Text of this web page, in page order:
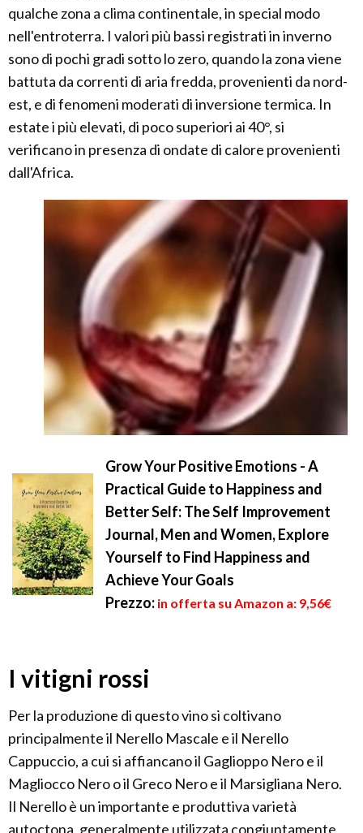
qualche zona a clima continentale, in special modo
nell'entroterra. I valori più bassi registrati in inverno
sono di pochi gradi sotto lo zero, quando la zona viene
battuta da correnti di aria fredda, provenienti da nord-
est, e di fenomeni moderati di inversione termica. In
estate i più elevati, di poco superiori ai 40°, si
verificano in presenza di ondate di calore provenienti
dall'Africa.
Grow Your Positive Emotions - A
Practical Guide to Happiness and
Better Self: The Self Improvement
Journal, Men and Women, Explore
Yourself to Find Happiness and
Achieve Your Goals
Prezzo: in offerta su Amazon a: 9,56€
I vitigni rossi
Per la produzione di questo vino si coltivano
principalmente il Nerello Mascale e il Nerello
Cappuccio, a cui si affiancano il Gaglioppo Nero e il
Magliocco Nero o il Greco Nero e il Marsigliana Nero.
Il Nerello è un importante e produttiva varietà
autoctona, generalmente utilizzata congiuntamente